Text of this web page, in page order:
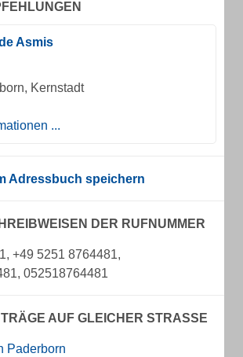
Asmis
Kernstadt
...
Adressbuch speichern
DER RUFNUMMER
+49 5251 8764481,
052518764481
AUF GLEICHER STRASSE
Paderborn